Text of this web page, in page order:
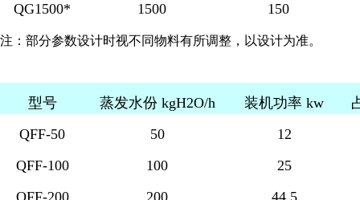
QG1500*
1500 150
注：部分参数设计时视不同物料有所调整，以设计为准。
型号 蒸发水份 kgH2O/h 装机功率 kw
QFF-50
50
12
QFF-100
100
25
QFF-200
200 44.5